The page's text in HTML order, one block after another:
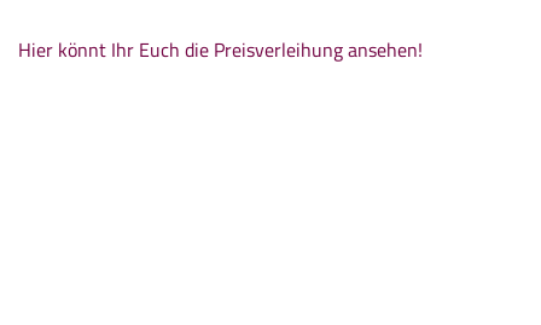
Hier könnt Ihr Euch die Preisverleihung ansehen!